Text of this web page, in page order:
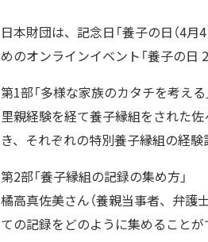
日本財団は、記念日「養子の日（4
めのオンラインイベント「養子の日
第1部「多様な家族のカタチを考える
里親経験を経て養子縁組をされた
き、それぞれの特別養子縁組の経験
第2部「養子縁組の記録の集め方」
橘高真佐美さん（養親当事者、弁護
ての記録をどのように集めることが